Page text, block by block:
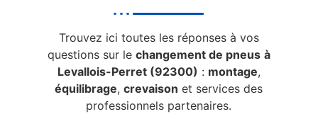
Trouvez ici toutes les réponses à vos
questions sur le changement de pneus à
Levallois-Perret (92300) : montage,
équilibrage,crevaison et services des
professionnels partenaires.